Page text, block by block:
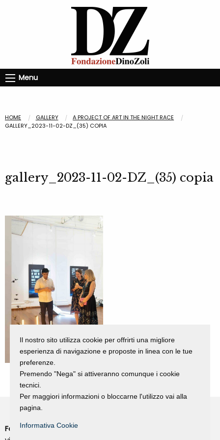
Menu
HOME GALLERY
A PROJECT OF ART IN THE NIGHT RACE
GALLERY_2023-11-02-DZ_(35) COPIA
gallery_2023-11-02-DZ_(35) copia
Fondazione Dino Zoli
Il nostro sito utilizza cookie per offrirti una migliore
esperienza di navigazione e proposte in linea con le tue
preferenze.
Premendo "Nega" si attiveranno comunque i cookie
tecnici.
Per maggiori informazioni o bloccarne l'utilizzo vai alla
pagina.
Informativa Cookie